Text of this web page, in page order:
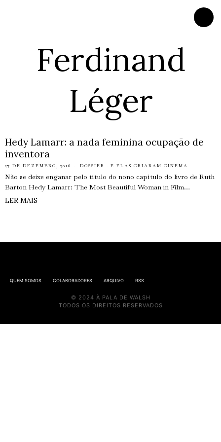
Ferdinand
Léger
Hedy Lamarr: a nada feminina ocupação de
inventora
27 DE DEZEMBRO, 2016 DOSSIER · E ELAS CRIARAM CINEMA
Não se deixe enganar pelo título do nono capítulo do livro de Ruth
Barton Hedy Lamarr: The Most Beautiful Woman in Film…
LER MAIS
QUEM SOMOS COLABORADORES ARQUIVO RSS
© 2024 À PALA DE WALSH
TODOS OS DIREITOS RESERVADOS